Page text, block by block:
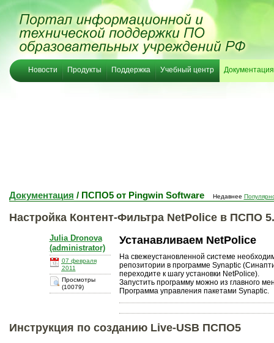
Новости Продукты Поддержка Учебный центр Документация
Документация / ПСПО5 от Pingwin Software Недавнее
Настройка Контент-Фильтра NetPolice в ПСПО
Julia Dronova
(administrator)
07 февраля
2011
Просмотры
(10079)
Устанавливаем NetPolice
На свежеустановленной системе
репозитории в программе Synaptic
переходите к шагу установки NetPolice).
Запустить программу можно из главного
Программа управления пакетами Synaptic.
Инструкция по созданию Live-USB ПСПО5